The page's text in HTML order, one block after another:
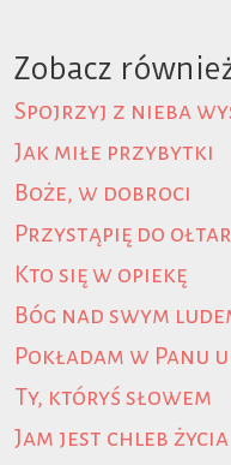
Zobacz
Spojrzyj z nieba
Jak miłe przybytki
Boże, w dobroci
Przystąpię do
Kto się w opiekę
Bóg nad swym
Pokładam w Panu
Ty, któryś słowem
Jam jest chleb życia